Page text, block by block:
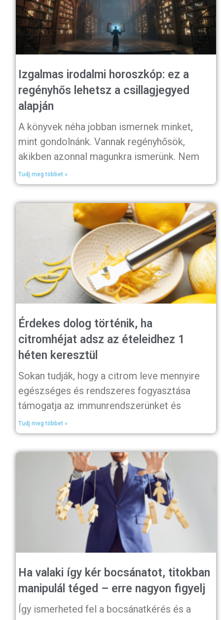
Izgalmas irodalmi horoszkóp: ez a
regényhős lehetsz a csillagjegyed
alapján
A könyvek néha jobban ismernek minket,
mint gondolnánk. Vannak regényhősök,
akikben azonnal magunkra ismerünk. Nem
Tudj meg többet »
Érdekes dolog történik, ha
citromhéjat adsz az ételeidhez 1
héten keresztül
Sokan tudják, hogy a citrom leve mennyire
egészséges és rendszeres fogyasztása
támogatja az immunrendszerünket és
Tudj meg többet »
Ha valaki így kér bocsánatot, titokban
manipulál téged – erre nagyon figyelj
Így ismerheted fel a bocsánatkérés és a